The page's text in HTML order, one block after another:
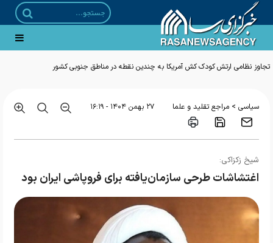
تجاوز نظامی ارتش کودک کش آمریکا به چندین نقطه در مناطق جنوبی کشور
سیاسی > مراجع تقلید و علما ۲۷ بهمن ۱۴۰۴ - ۱۶:۱۹
شیخ زکزاکی:
اغتشاشات طرحی سازمان‌یافته برای فروپاشی ایران بود